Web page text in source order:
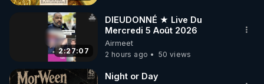
2:27:07
DIEUDONNÉ ★ Live Du
Mercredi 5 Août 2026
Airmeet
2 hours ago
50 views
Night or Day